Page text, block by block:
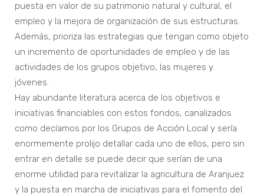
puesta en valor de su patrimonio natural y cultural, el
empleo y la mejora de organización de sus estructuras.
Además, prioriza las estrategias que tengan como objeto
un incremento de oportunidades de empleo y de las
actividades de los grupos objetivo, las mujeres y
jóvenes.
Hay abundante literatura acerca de los objetivos e
iniciativas financiables con estos fondos, canalizados
como decíamos por los Grupos de Acción Local y sería
enormemente prolijo detallar cada uno de ellos, pero sin
entrar en detalle se puede decir que serían de una
enorme utilidad para revitalizar la agricultura de Aranjuez
y la puesta en marcha de iniciativas para el fomento del